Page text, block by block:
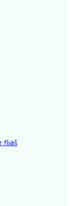
fliaš